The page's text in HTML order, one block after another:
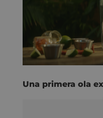
Una primera ola